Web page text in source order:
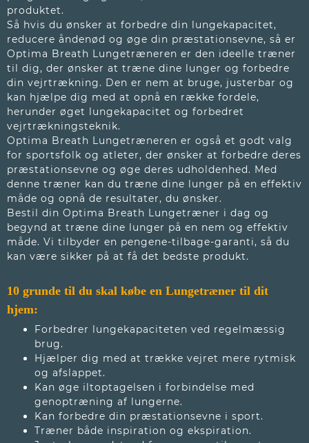
produktet.
Så hvis du ønsker at forbedre din lungekapacitet,
reducere åndenød og øge din præstationsevne, så er
Optima Breath Lungetræneren er den ideelle træner
til dig, der ønsker at træne dine lunger og forbedre
din vejrtrækning. Den er nem at bruge, justerbar og
kan hjælpe dig med at opnå en række fordele,
herunder øget lungekapacitet og forbedret
vejrtrækningsteknik.
Optima Breath Lungetræneren er også et godt valg
for sportsfolk og atleter, der ønsker at forbedre deres
præstationsevne og øge deres udholdenhed. Med
denne træner kan du træne dine lunger på en effektiv
måde og opnå de resultater, du ønsker.
Bestil din Optima Breath Lungetræner i dag og
begynd at træne dine lunger på en nem og effektiv
måde. Vi tilbyder en pengene-tilbage-garanti, så du
kan være sikker på at få det bedste produkt.
10 grunde til du skal købe en Lungetræner til dit
hjem:
Forbedrer lungekapaciteten ved regelmæssig
brug.
Hjælper dig med at trække vejret mere rytmisk
og afslappet.
Kan øge iltoptagelsen i forbindelse med
genoptræning af lungerne.
Kan forbedre din præstationsevne i sport.
Træner både inspiration og ekspiration.